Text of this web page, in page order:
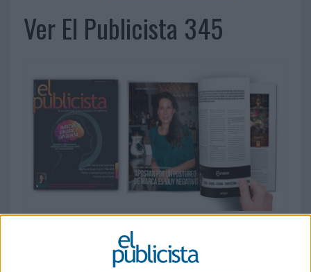
Ver El Publicista 345
Contenido Nº 345: Marketing sensorial y